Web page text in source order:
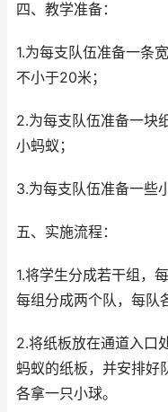
四、教学准备：
1.为每支队伍准备一条
不小于20米；
2.为每支队伍准备一块
小蚂蚁；
3.为每支队伍准备一些
五、实施流程：
1.将学生分成若干组，
每组分成两个队，每队
2.将纸板放在通道入口
蚂蚁的纸板，并安排好
各拿一只小球。